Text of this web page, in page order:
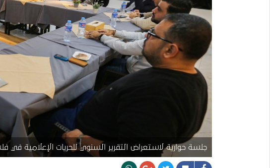
جلسة حوارية لاستعراض التقرير السنوي للحريات الإعلامية في